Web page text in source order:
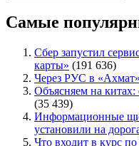
Самые
Сбер запустил
карты» (191 636)
Через РУС в
Объясняем на китах:
(35 439)
Информационные
установили на
Что входит в курс